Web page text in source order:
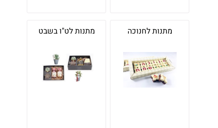
מתנות לחנוכה מתנות לט"ו בשבט